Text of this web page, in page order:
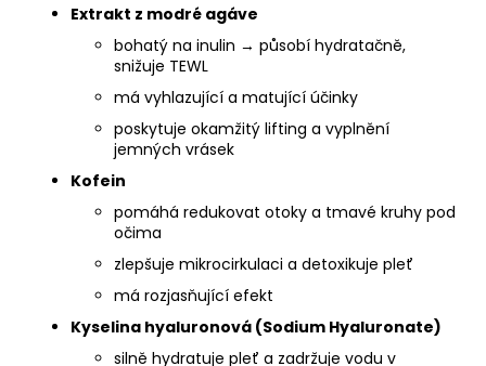
Extrakt z modré agáve
bohatý na inulin → působí hydratačně,
snižuje TEWL
má vyhlazující a matující účinky
poskytuje okamžitý lifting a vyplnění
jemných vrásek
Kofein
pomáhá redukovat otoky a tmavé kruhy pod
očima
zlepšuje mikrocirkulaci a detoxikuje pleť
má rozjasňující efekt
Kyselina hyaluronová (Sodium Hyaluronate)
silně hydratuje pleť a zadržuje vodu v
DERMAQUATRO